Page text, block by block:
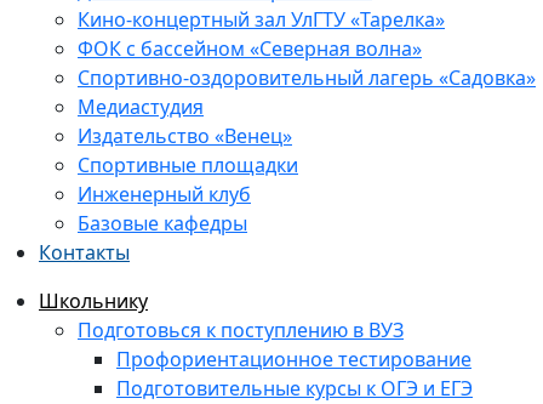
Кино-концертный зал УлГТУ «Тарелка»
ФОК с бассейном «Северная волна»
Спортивно-оздоровительный лагерь «Садовка»
Медиастудия
Издательство «Венец»
Спортивные площадки
Инженерный клуб
Базовые кафедры
Контакты
Школьнику
Подготовься к поступлению в ВУЗ
Профориентационное тестирование
Подготовительные курсы к ОГЭ и ЕГЭ